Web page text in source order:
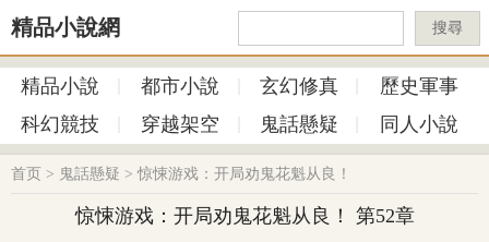
精品小說網 搜尋
精品小說 都市小說 玄幻修真
歷史軍事
科幻競技
穿越架空 鬼話懸疑 同人小說
首页 > 鬼話懸疑 >惊悚游戏：开局劝鬼花魁从良！
惊悚游戏：开局劝鬼花魁从良！ 第52章